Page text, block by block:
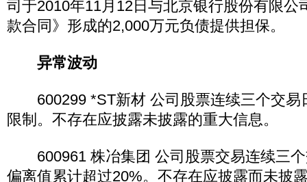
司于2010年11月12日与北京银行股份有限公
款合同》形成的2,000万元负债提供担保。
异常波动
600299 *ST新材 公司股票连续三个交易
限制。不存在应披露未披露的重大信息。
600961 株冶集团 公司股票交易连续三个
偏离值累计超过20%。不存在应披露而未披